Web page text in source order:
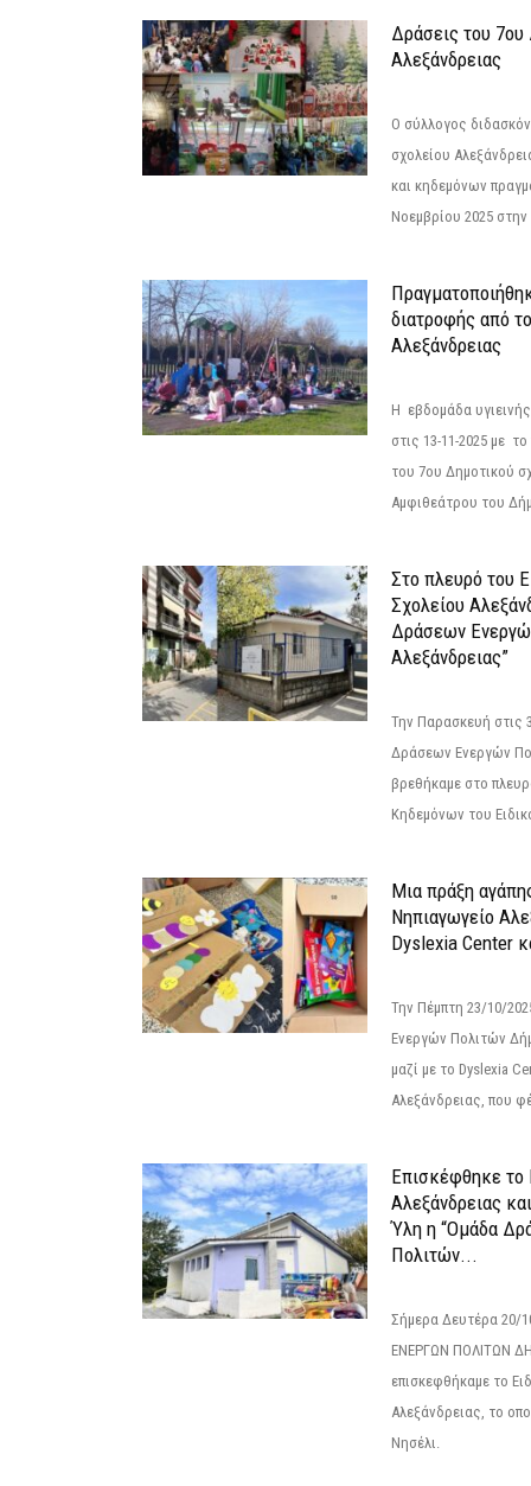
Δράσεις του 7ου
Αλεξάνδρειας
Ο σύλλογος
σχολείου
και κηδεμόνων
Νοεμβρίου 2025
διατροφής από
Αλεξάνδρειας
Η εβδομάδα
στις 13-11-2025 με
του 7ου Δημοτικού
Αμφιθεάτρου του
Στο πλευρό του
Σχολείου
Δράσεων
Αλεξάνδρειας”
Την Παρασκευή
Δράσεων Ενεργών
βρεθήκαμε στο
Κηδεμόνων του
Μια πράξη
Νηπιαγωγείο
Dyslexia Center
Την Πέμπτη 23/10/
Ενεργών Πολιτών
μαζί με το Dyslexia
Αλεξάνδρειας, που
Επισκέφθηκε το
Αλεξάνδρειας
Ύλη η “Ομάδα
Πολιτών...
Σήμερα Δευτέρα
ΕΝΕΡΓΩΝ ΠΟΛΙΤΩΝ
επισκεφθήκαμε το
Αλεξάνδρειας, το
Νησέλι.